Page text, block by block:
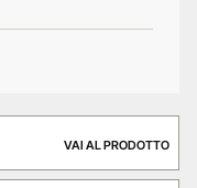
VAI AL PRODOTTO